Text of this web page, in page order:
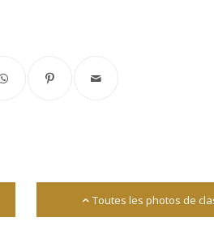
Toutes les photos de